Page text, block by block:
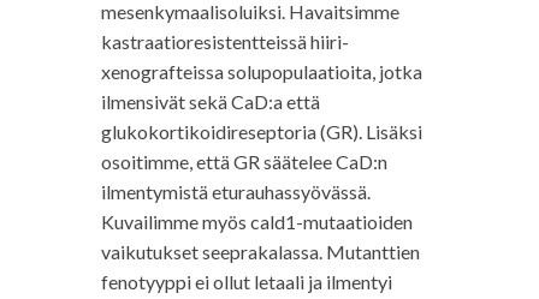
mesenkymaalisoluiksi. Havaitsimme
kastraatioresistentteissä hiiri-
xenografteissa solupopulaatioita, jotka
ilmensivät sekä CaD:a että
glukokortikoidireseptoria (GR). Lisäksi
osoitimme, että GR säätelee CaD:n
ilmentymistä eturauhassyövässä.
Kuvailimme myös cald1-mutaatioiden
vaikutukset seeprakalassa. Mutanttien
fenotyyppi ei ollut letaali ja ilmentyi